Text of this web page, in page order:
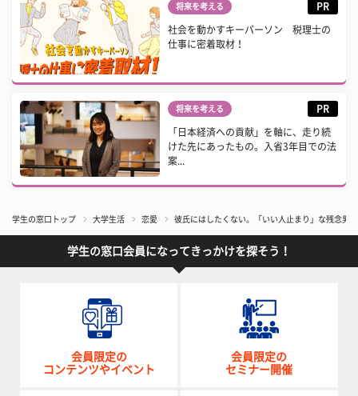
将来を考える PR
社会を動かすキーパーソン 税理士の
仕事に密着取材！
将来を考える PR
「日本経済への貢献」を軸に、走り続
けた先にあったもの。入省3年目での法
案...
学生の窓口トップ 大学生活 恋愛 彼氏にはしたくない。「いい人止まり」な残念男
学生の窓口会員になってきっかけを探そう！
会員限定の
コンテンツやイベント
会員限定の
セミナー開催